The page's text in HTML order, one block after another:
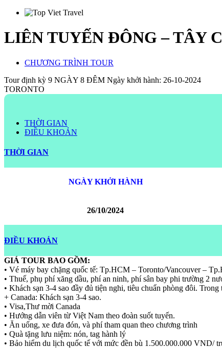
LIÊN TUYẾN ĐÔNG – TÂY
CHƯƠNG TRÌNH TOUR
Tour định kỳ 9 NGÀY 8 ĐÊM Ngày khởi hành: 26-10-2024
TORONTO
THỜI GIAN
ĐIỀU KHOẢN
THỜI GIAN
NGÀY KHỞI HÀNH
26/10/2024
ĐIỀU KHOẢN
GIÁ TOUR BAO GỒM:
• Vé máy bay chặng quốc tế: Tp.HCM – Toronto/Vancouver –
• Thuế, phụ phí xăng dầu, phí an ninh, phí sân bay phi trường 2
• Khách sạn 3-4 sao đầy đủ tiện nghi, tiêu chuẩn phòng đôi.
+ Canada: Khách sạn 3-4 sao.
• Visa,Thư mời Canada
• Hướng dẫn viên từ Việt Nam theo đoàn suốt tuyến.
• Ăn uống, xe đưa đón, và phí tham quan theo chương trình
• Quà tặng lưu niệm: nón, tag hành lý
• Bảo hiểm du lịch quốc tế với mức đền bù 1.500.000.000 VND/